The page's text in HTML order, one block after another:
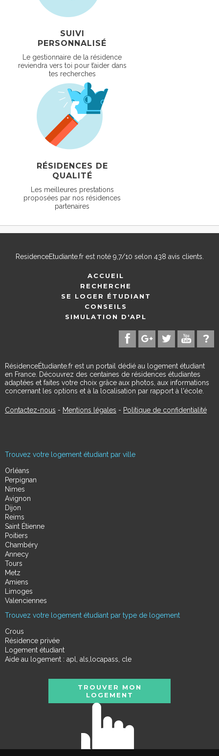
SUIVI
PERSONNALISÉ
Le gestionnaire de la résidence
reviendra vers toi pour t’aider dans
tes recherches
RÉSIDENCES DE
QUALITÉ
Les meilleures prestations
proposées par nos résidences
partenaires
ResidenceEtudiante.frest noté 9,7/10 selon 438 avis clients.
ACCUEIL
RECHERCHE
SE LOGER ÉTUDIANT
CONSEILS
SIMULATION D'APL
RésidenceÉtudiante.fr est un portail dédié au logement étudiant
en France. Découvrez des centaines de résidences étudiantes
adaptées et faites votre choix grâce aux photos, aux informations
concernant les options et à la localisation par rapport à l'école.
Contactez-nous - Mentions légales - Politique de confidentialité
Trouvez votre logement étudiant par ville
Orléans
Perpignan
Nimes
Avignon
Dijon
Reims
Saint Étienne
Poitiers
Chambéry
Annecy
Tours
Metz
Amiens
Limoges
Valenciennes
Trouvez votre logement étudiant par type de logement
Crous
Résidence privée
Logement étudiant
Aide au logement : apl, als,locapass, cle
TROUVER MON
LOGEMENT